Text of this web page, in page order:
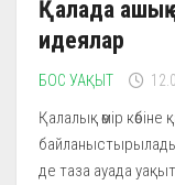
Қалада ашық
идеялар
БОС УАҚЫТ
Қалалық өмір
де таза ауада